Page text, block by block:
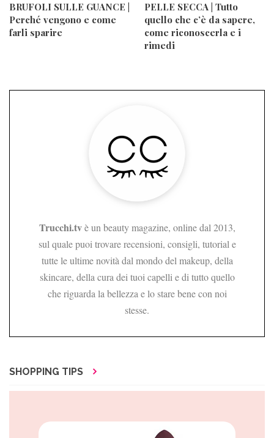
BRUFOLI SULLE GUANCE |
Perché vengono e come
farli sparire
PELLE SECCA | Tutto
quello che c’è da sapere,
come riconoscerla e i
rimedi
Trucchi.tvè un beauty magazine, online dal 2013,
sul quale puoi trovare recensioni, consigli, tutorial e
tutte le ultime novità dal mondo del makeup, della
skincare, della cura dei tuoi capelli e di tutto quello
che riguarda la bellezza e lo stare bene con noi
stesse.
SHOPPING TIPS